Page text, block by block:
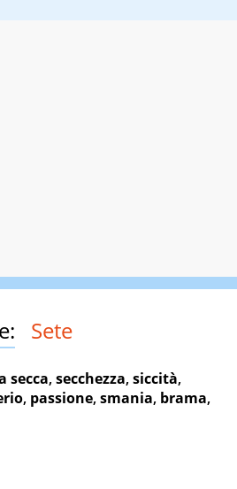
Sete
secca,secchezza,siccità,
, passione,smania, brama,